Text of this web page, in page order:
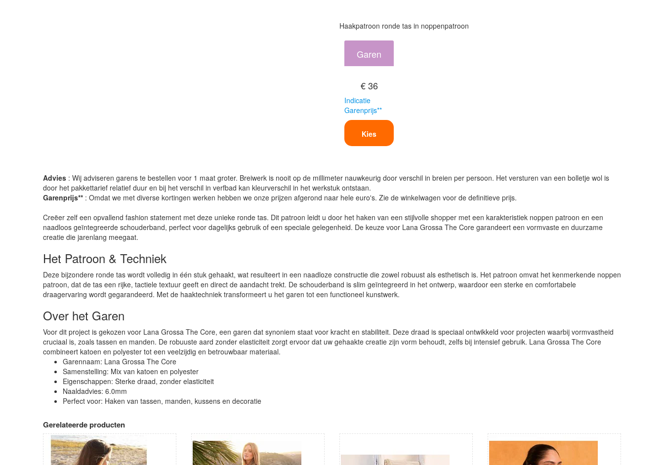
Haakpatroon ronde tas in noppenpatroon
Garen
€ 36
Indicatie
Garenprijs**
Kies
Advies : Wij adviseren garens te bestellen voor 1 maat groter. Breiwerk is nooit op de millimeter nauwkeurig door verschil in breien per persoon. Het versturen van een bolletje wol is
door het pakkettarief relatief duur en bij het verschil in verfbad kan kleurverschil in het werkstuk ontstaan.
Garenprijs** : Omdat we met diverse kortingen werken hebben we onze prijzen afgerond naar hele euro's. Zie de winkelwagen voor de definitieve prijs.
Creëer zelf een opvallend fashion statement met deze unieke ronde tas. Dit patroon leidt u door het haken van een stijlvolle shopper met een karakteristiek noppen patroon en een
naadloos geïntegreerde schouderband, perfect voor dagelijks gebruik of een speciale gelegenheid. De keuze voor Lana Grossa The Core garandeert een vormvaste en duurzame
creatie die jarenlang meegaat.
Het Patroon & Techniek
Deze bijzondere ronde tas wordt volledig in één stuk gehaakt, wat resulteert in een naadloze constructie die zowel robuust als esthetisch is. Het patroon omvat het kenmerkende noppen
patroon, dat de tas een rijke, tactiele textuur geeft en direct de aandacht trekt. De schouderband is slim geïntegreerd in het ontwerp, waardoor een sterke en comfortabele
draagervaring wordt gegarandeerd. Met de haaktechniek transformeert u het garen tot een functioneel kunstwerk.
Over het Garen
Voor dit project is gekozen voor Lana Grossa The Core, een garen dat synoniem staat voor kracht en stabiliteit. Deze draad is speciaal ontwikkeld voor projecten waarbij vormvastheid
cruciaal is, zoals tassen en manden. De robuuste aard zonder elasticiteit zorgt ervoor dat uw gehaakte creatie zijn vorm behoudt, zelfs bij intensief gebruik. Lana Grossa The Core
combineert katoen en polyester tot een veelzijdig en betrouwbaar materiaal.
Garennaam: Lana Grossa The Core
Samenstelling: Mix van katoen en polyester
Eigenschappen: Sterke draad, zonder elasticiteit
Naaldadvies: 6.0mm
Perfect voor: Haken van tassen, manden, kussens en decoratie
Gerelateerde producten